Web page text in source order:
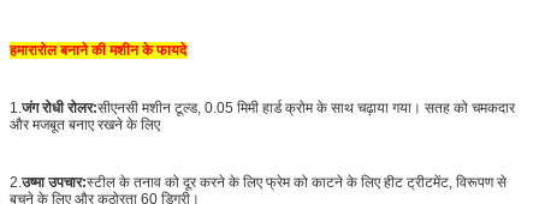
हमारारोल बनाने की मशीन के फायदे
1.जंग रोधी रोलर:सीएनसी मशीन टूल्ड, 0.05 मिमी हार्ड क्रोम के साथ चढ़ाया गया। सतह को चमकदार
और मजबूत बनाए रखने के लिए
2.उष्मा उपचार:स्टील के तनाव को दूर करने के लिए फ्रेम को काटने के लिए हीट ट्रीटमेंट, विरूपण से
बचने के लिए और कठोरता 60 डिग्री।